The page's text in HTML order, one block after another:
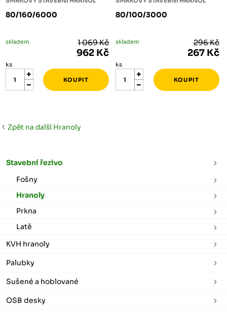
80/160/6000
skladem 1 069 Kč
962 Kč
ks
80/100/3000
skladem 296 Kč
267 Kč
ks
Zpět na další Hranoly
Stavební řezivo
Fošny
Hranoly
Prkna
Latě
KVH hranoly
Palubky
Sušené a hoblované
OSB desky